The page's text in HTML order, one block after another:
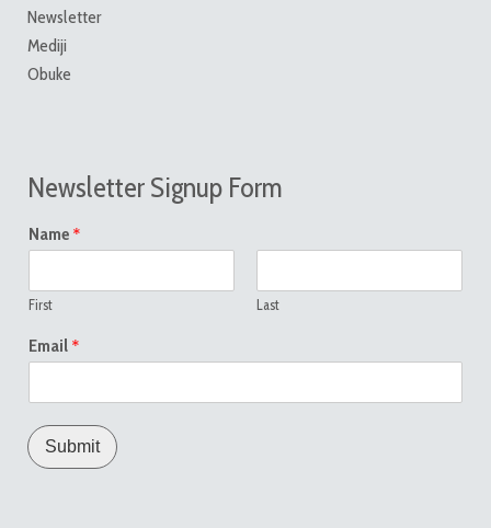
Newsletter
Mediji
Obuke
Newsletter Signup Form
Name *
First Last
Email *
Submit